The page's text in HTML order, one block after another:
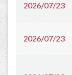
2026/07/23
2026/07/23